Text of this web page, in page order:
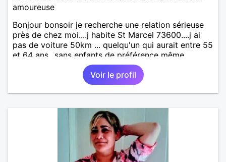
amoureuse
Bonjour bonsoir je recherche une relation sérieuse
près de chez moi....j habite St Marcel 73600....j ai
pas de voiture 50km ... quelqu'un qui aurait entre 55
et 64 ans...sans enfants de préférence même
adultes et qui n aurait garder aucun contact avec
une où plusieurs ex...si vous correspondez à ma
recherche ecrivez moi je vous répondrai...
Voir le profil